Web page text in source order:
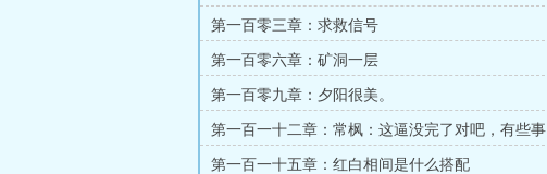
第一百零三章：求救信号
第一百零六章：矿洞一层
第一百零九章：夕阳很美。
第一百一十二章：常枫：这逼没完了对吧，有些事
说一遍就够了！
第一百一十五章：红白相间是什么搭配